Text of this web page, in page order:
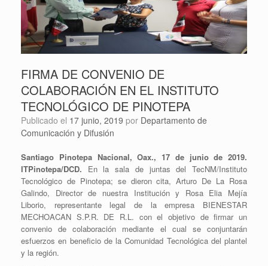
FIRMA DE CONVENIO DE
COLABORACIÓN EN EL INSTITUTO
TECNOLÓGICO DE PINOTEPA
Publicado el 17 junio, 2019 por Departamento de
Comunicación y Difusión
Santiago Pinotepa Nacional, Oax., 17 de junio de 2019.
ITPinotepa/DCD. En la sala de juntas del TecNM/Instituto
Tecnológico de Pinotepa; se dieron cita, Arturo De La Rosa
Galindo, Director de nuestra Institución y Rosa Elia Mejía
Liborio, representante legal de la empresa BIENESTAR
MECHOACAN S.P.R. DE R.L. con el objetivo de firmar un
convenio de colaboración mediante el cual se conjuntarán
esfuerzos en beneficio de la Comunidad Tecnológica del plantel
y la región.